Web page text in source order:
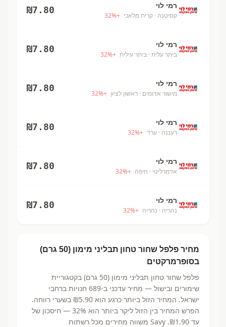
רמי לוי
קסיטנה · קרית מלאכי +
32%
₪7.80
רמי לוי
ביתר עלית · ביתר עילית +
32%
₪7.80
רמי לוי
מישור אדומים · ראשון לציון +
32%
₪7.80
רמי לוי
רעננה · ערד +
32%
₪7.80
רמי לוי
אדמרליטי · חיפה +
32%
₪7.80
רמי לוי
נהריה · נהריה +
32%
₪7.80
מחיר פלפל שחור טחון תבליני מימון (50 גרם)
בסופרמרקטים
פלפל שחור טחון תבליני מימון (50 גרם)
בקטגוריית
שימורים ובישול — מחיר עדכני ב-689 חנויות ברחבי
ישראל. המחיר הזול ביותר כרגע הוא ₪5.90
בשערי רווחה.
הפרש המחיר בין הזול ליקר ביותר הוא 32% — חיסכון של
עד ₪1.90.
Savy משווה מחירים מכל רשתות